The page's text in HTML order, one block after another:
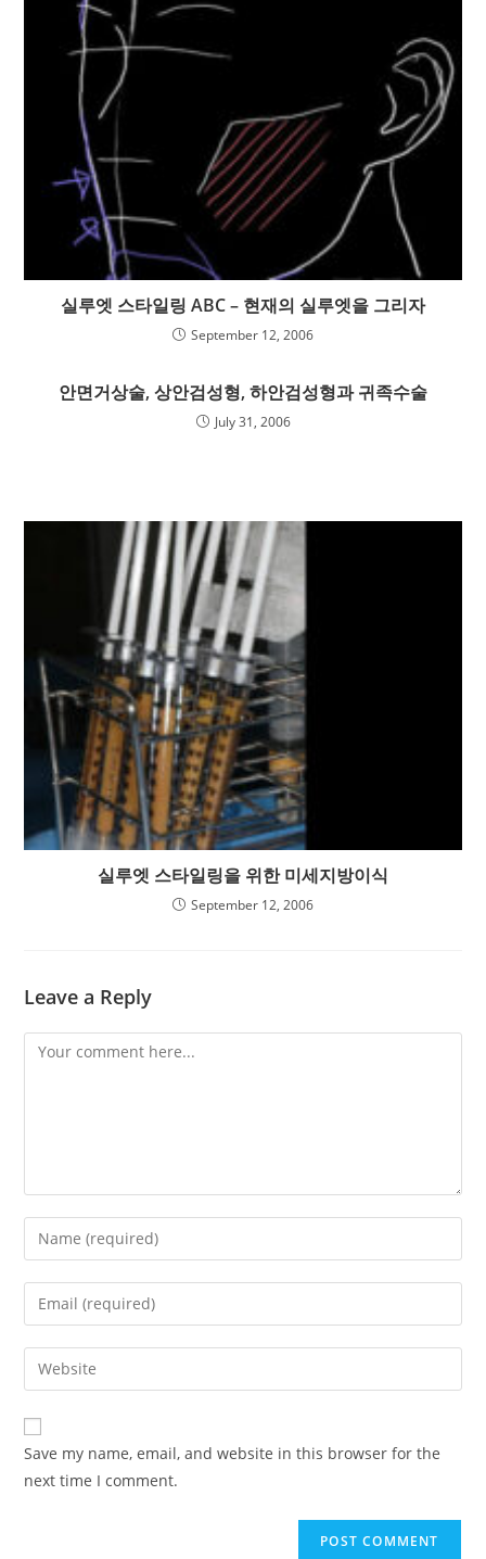
실루엣 스타일링 ABC – 현재의 실루엣을 그리자
September 12, 2006
안면거상술, 상안검성형, 하안검성형과 귀족수술
July 31, 2006
실루엣 스타일링을 위한 미세지방이식
September 12, 2006
Leave a Reply
Comment
Enter
your
name
comment
Enter
your
email
address
comment
Enter
your
website
URL
(optional)
Save my name, email, and website in this browser for the
next time I comment.